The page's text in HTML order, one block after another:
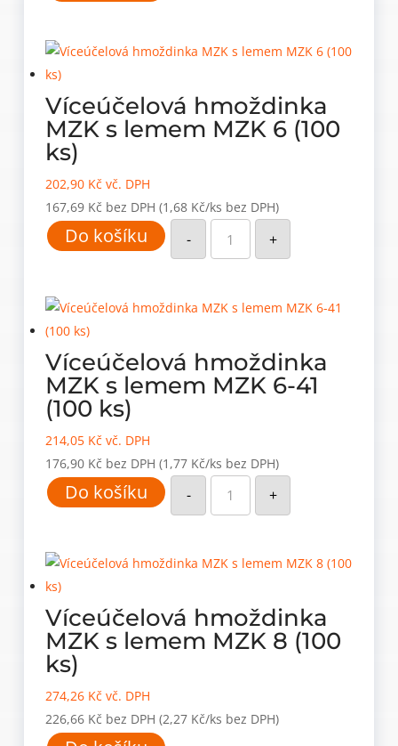
Víceúčelová hmoždinka
MZK s lemem MZK 6 (100
ks)
202,90 Kč vč. DPH
167,69 Kč bez DPH (1,68 Kč/ks bez DPH)
Do košíku -
Víceúčelová
hmoždinka
MZK
s
(100
+
Víceúčelová hmoždinka
MZK s lemem MZK 6-41
(100 ks)
214,05 Kč vč. DPH
176,90 Kč bez DPH (1,77 Kč/ks bez DPH)
Do košíku -
Víceúčelová
hmoždinka
MZK
s
41
množství
+
Víceúčelová hmoždinka
MZK s lemem MZK 8 (100
ks)
274,26 Kč vč. DPH
226,66 Kč bez DPH (2,27 Kč/ks bez DPH)